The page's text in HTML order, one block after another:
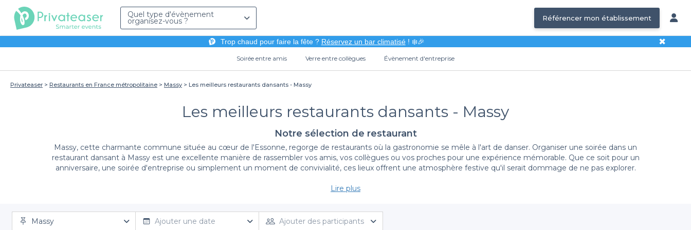
Quel type d'évènement
organisez-vous ? Référencer mon établissement
Trop chaud pour faire la fête ? Réservez un bar climatisé! ❄️🎉 ✖
Soirée entre amis Verre entre collègues Évènement d'entreprise
Privateaser Restaurants en France métropolitaine Massy Les meilleurs restaurants dansants - Massy
Les meilleurs restaurants dansants - Massy
Notre sélection de restaurant
Massy, cette charmante commune située au cœur de l'Essonne, regorge de restaurants où la gastronomie se mêle à l'art de danser. Organiser une soirée dans un
restaurant dansant à Massy est une excellente manière de rassembler vos amis, vos collègues ou vos proches pour une expérience mémorable. Que ce soit pour un
anniversaire, une soirée d'entreprise ou simplement un moment de convivialité, ces lieux offrent une atmosphère festive qu'il serait dommage de ne pas explorer.
L'un des principaux atouts de Privateaser est la diversité des options que nous vous proposons. Nous avons sélectionné pour vous une multitude de
Massy qui sauront satisfaire toutes vos envies. Que vous soyez à la recherche d'un cadre chic pour un dîner élégant ou d'un endroit animé pour faire la fête, vous trouverez
Lire plus
Massy Ajouter une date Ajouter des participants